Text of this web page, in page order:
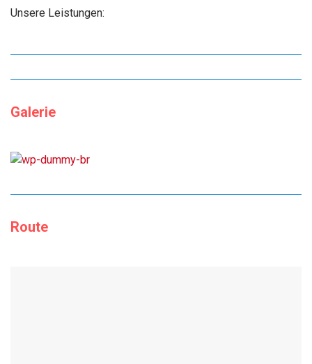
Unsere Leistungen:
Galerie
Route